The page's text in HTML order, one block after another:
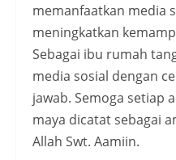
memanfaatkan media
meningkatkan
Sebagai ibu rumah
media sosial dengan
jawab. Semoga setiap
maya dicatat sebagai
Allah Swt. Aamiin.